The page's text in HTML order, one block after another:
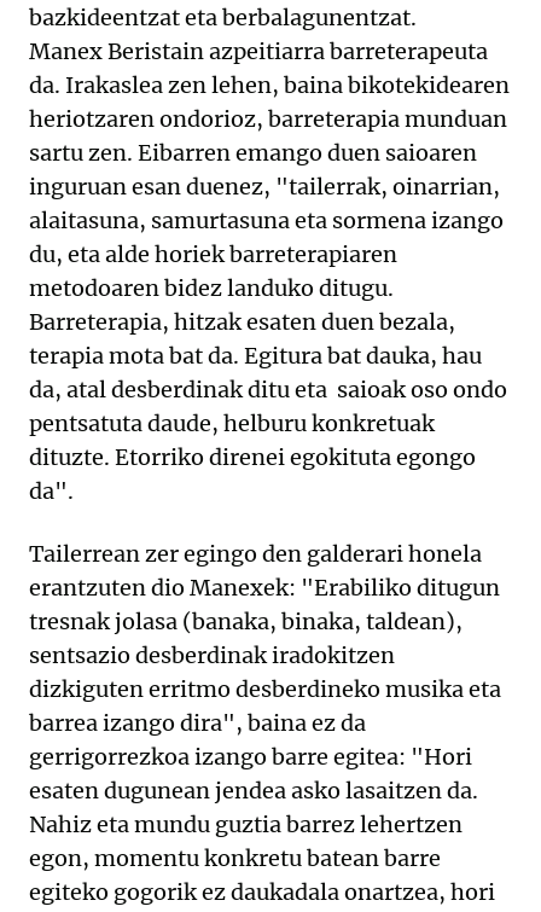
bazkideentzat eta berbalagunentzat.
Manex Beristain azpeitiarra barreterapeuta
da. Irakaslea zen lehen, baina bikotekidearen
heriotzaren ondorioz, barreterapia munduan
sartu zen. Eibarren emango duen saioaren
inguruan esan duenez, "tailerrak, oinarrian,
alaitasuna, samurtasuna eta sormena izango
du, eta alde horiek barreterapiaren
metodoaren bidez landuko ditugu.
Barreterapia, hitzak esaten duen bezala,
terapia mota bat da. Egitura bat dauka, hau
da, atal desberdinak ditu eta saioak oso ondo
pentsatuta daude, helburu konkretuak
dituzte. Etorriko direnei egokituta egongo
da".
Tailerrean zer egingo den galderari honela
erantzuten dio Manexek: "Erabiliko ditugun
tresnak jolasa (banaka, binaka, taldean),
sentsazio desberdinak iradokitzen
dizkiguten erritmo desberdineko musika eta
barrea izango dira", baina ez da
gerrigorrezkoa izango barre egitea: "Hori
esaten dugunean jendea asko lasaitzen da.
Nahiz eta mundu guztia barrez lehertzen
egon, momentu konkretu batean barre
egiteko gogorik ez daukadala onartzea, hori